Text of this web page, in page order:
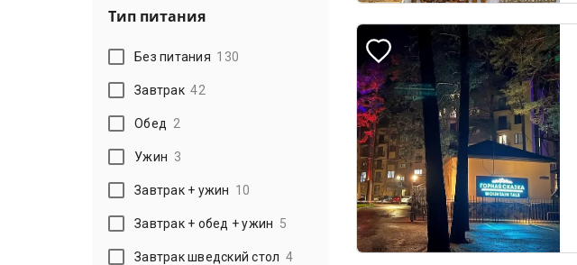
Тип питания
Без питания 130
Завтрак 42
Обед 2
Ужин 3
Завтрак + ужин 10
Завтрак + обед + ужин 5
Завтрак шведский стол 4